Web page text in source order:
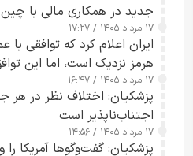
جدید در همکاری مالی با چین
۱۷ مرداد ۱۴۰۵ / ۱۷:۲۷
ایران اعلام کرد که توافقی با
هرمز نزدیک است، اما این
آبراه را آزاد کند
۱۷ مرداد ۱۴۰۵ / ۱۶:۴۷
پزشکیان: اختلاف نظر در هر
اجتناب‌ناپذیر است
۱۷ مرداد ۱۴۰۵ / ۱۴:۵۶
پزشکیان: گفت‌وگوها آمریکا را